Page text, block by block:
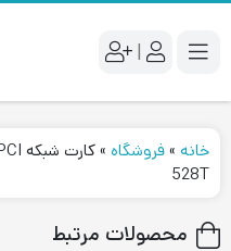
|
خانه »فروشگاه »
528T
محصولات مرتبط